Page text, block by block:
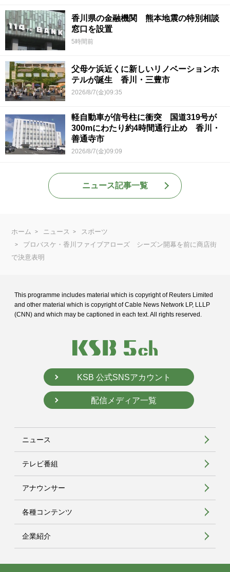
香川県の金融機関 熊本地震の特別相談
窓口を設置
5時間前
父母ケ浜近くに新しいリノベーションホ
テルが誕生 香川・三豊市
2026/8/7(金)09:35
軽自動車が信号柱に衝突 国道319号が
300mにわたり約4時間通行止め 香川・
善通寺市
2026/8/7(金)09:09
ニュース記事一覧
ホーム ニュース
スポーツ
プロバスケ・香川ファイブアローズ シーズン開幕を前に商店街
で決意表明
This programme includes material which is copyright of Reuters Limited
and other material which is copyright of Cable News Network LP, LLLP
(CNN) and which may be captioned in each text. All rights reserved.
KSB 公式SNSアカウント
配信メディア一覧
ニュース
テレビ番組
アナウンサー
各種コンテンツ
企業紹介